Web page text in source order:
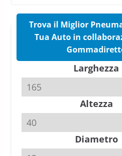
Pirelli P
Tyre
slick da
Michelin
su
11
Trova il Miglior
Tua Auto in
Larghezza
Altezza
Diametro